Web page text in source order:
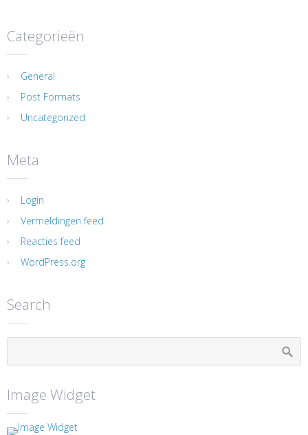
Categorieën
General
Post Formats
Uncategorized
Meta
Login
Vermeldingen feed
Reacties feed
WordPress.org
Search
Image Widget